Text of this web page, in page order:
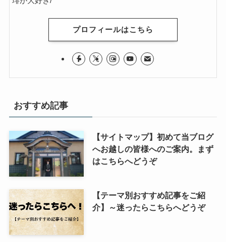
イタリア・バチカン編
キューバ編
プロフィールはこちら
おすすめ記事
【サイトマップ】初めて当ブログ
へお越しの皆様へのご案内。まず
はこちらへどうぞ
【テーマ別おすすめ記事をご紹
介】～迷ったらこちらへどうぞ